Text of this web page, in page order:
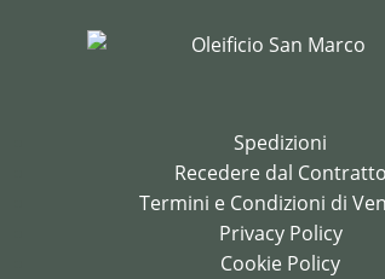
Spedizioni
Recedere dal Contratto
Termini e Condizioni di
Privacy Policy
Cookie Policy